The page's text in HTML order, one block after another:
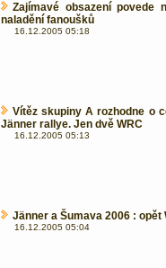
Zajímavé obsazení povede
naladění fanoušků
16.12.2005 05:18
Vítěz skupiny A rozhodne o
Jänner rallye. Jen dvě WRC
16.12.2005 05:13
Jänner a Šumava 2006 : opět
16.12.2005 05:04